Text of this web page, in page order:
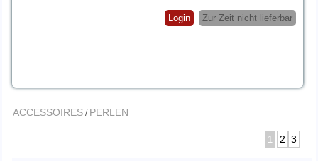
Zur Zeit nicht lieferbar
Login
ACCESSOIRES / PERLEN
1 2 3